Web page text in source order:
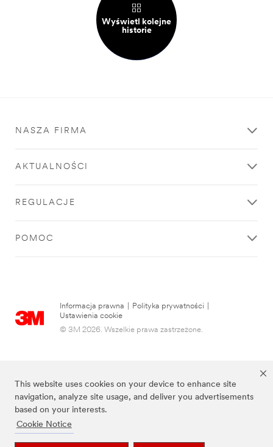
This website uses cookies on your device to enhance site
navigation, analyze site usage, and deliver you advertisements
based on your interests.
Cookie Notice
Wyświetl kolejne
historie
NASZA FIRMA
AKTUALNOŚCI
REGULACJE
POMOC
Informacja prawna Polityka prywatności
Ustawienia cookie
© 3M 2026. Wszelkie prawa zastrzeżone.